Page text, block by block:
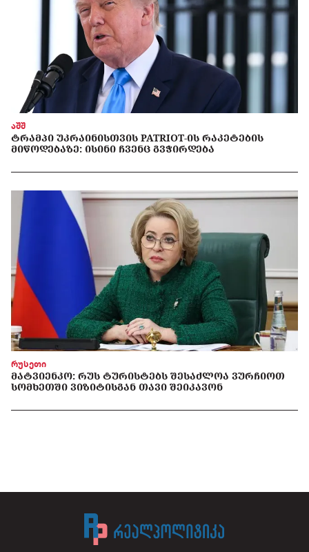
აშშ
ᲢᲠᲐᲛᲞᲘ ᲣᲙᲠᲐᲘᲜᲘᲡᲗᲕᲘᲡ PATRIOT-ᲘᲡ ᲠᲐᲙᲔᲢᲔᲑᲘᲡ
ᲛᲘᲬᲝᲓᲔᲑᲐᲖᲔ: ᲘᲡᲘᲜᲘ ᲩᲕᲔᲜᲪ ᲒᲕᲭᲘᲠᲓᲔᲑᲐ
რუსეთი
ᲛᲐᲢᲕᲘᲔᲜᲙᲝ: ᲠᲣᲡ ᲢᲣᲠᲘᲡᲢᲔᲑᲡ ᲨᲔᲡᲐᲫᲚᲝᲐ ᲕᲣᲠᲩᲘᲝᲗ
ᲡᲝᲛᲮᲔᲗᲨᲘ ᲕᲘᲖᲘᲢᲘᲡᲒᲐᲜ ᲗᲐᲕᲘ ᲨᲔᲘᲙᲐᲕᲝᲜ